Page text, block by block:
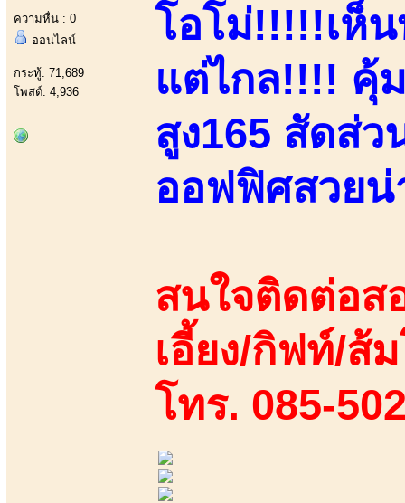
ความหื่น : 0
ออนไลน์
กระทู้: 71,689
โพสต์: 4,936
โอโม่!!!!!เห็
แต่ไกล!!!! คุ้
สูง165 สัดส่ว
ออฟฟิศสวยน่
สนใจติดต่อส
เอี้ยง/กิฟท์/ส้
โทร. 085-